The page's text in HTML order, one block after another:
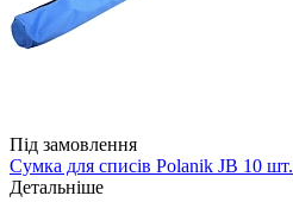
Під замовлення
Сумка для списів Polanik JB 10 шт.
Детальніше